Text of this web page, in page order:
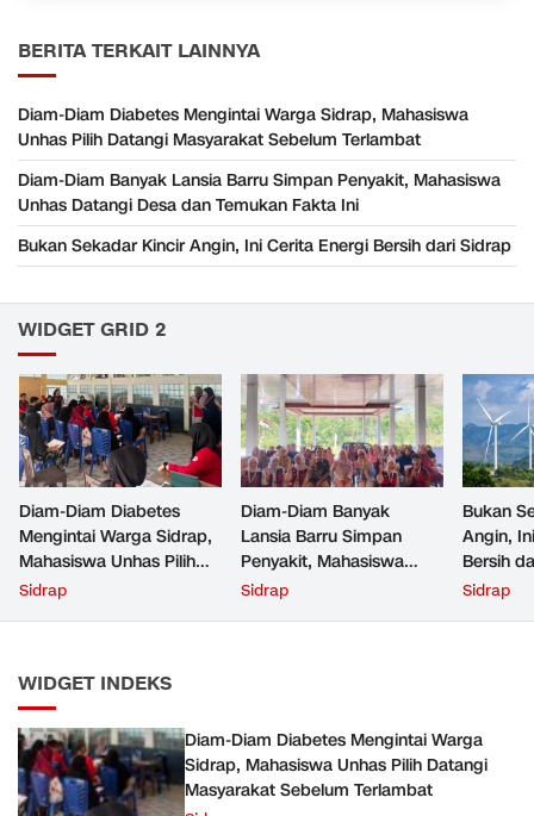
BERITA TERKAIT LAINNYA
Diam-Diam Diabetes Mengintai Warga Sidrap, Mahasiswa
Unhas Pilih Datangi Masyarakat Sebelum Terlambat
Diam-Diam Banyak Lansia Barru Simpan Penyakit, Mahasiswa
Unhas Datangi Desa dan Temukan Fakta Ini
Bukan Sekadar Kincir Angin, Ini Cerita Energi Bersih dari Sidrap
WIDGET GRID 2
Diam-Diam Diabetes
Mengintai Warga Sidrap,
Mahasiswa Unhas Pilih
Datangi Masyarakat
Sidrap
Diam-Diam Banyak
Lansia Barru Simpan
Penyakit, Mahasiswa
Unhas Datangi Desa dan
Sidrap
Bukan
Angin,
Bersih
Sidrap
WIDGET INDEKS
Diam-Diam Diabetes Mengintai Warga
Sidrap, Mahasiswa Unhas Pilih Datangi
Masyarakat Sebelum Terlambat